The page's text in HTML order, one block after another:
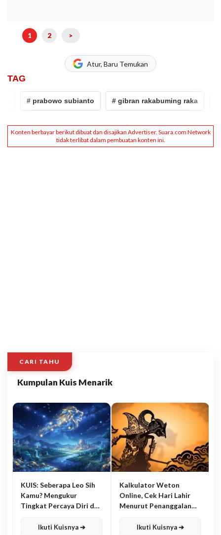
1 2 >
Atur, Baru Temukan
TAG
# prabowo subianto # gibran rakabuming raka
CARI TAHU
Kumpulan Kuis Menarik
KUIS: Seberapa Leo Sih
Kamu? Mengukur
Tingkat Percaya Diri dan
Ikuti Kuisnya ➔
Kalkulator Weton
Online, Cek Hari Lahir
Menurut Penanggalan
Ikuti Kuisnya ➔